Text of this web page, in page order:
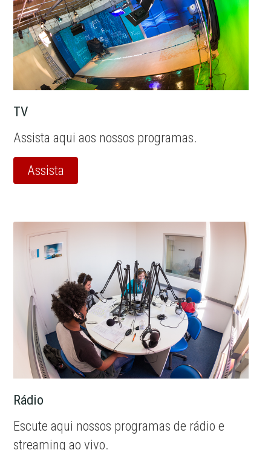
TV
Assista aqui aos nossos programas.
Assista
Rádio
Escute aqui nossos programas de rádio e
streaming ao vivo.